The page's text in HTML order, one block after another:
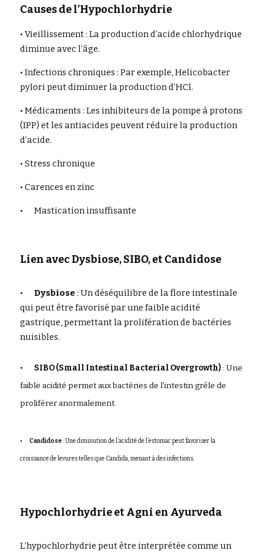
Causes de l’Hypochlorhydrie
• Vieillissement : La production d’acide chlorhydrique
diminue avec l’âge.
• Infections chroniques : Par exemple, Helicobacter
pylori peut diminuer la production d’HCl.
• Médicaments : Les inhibiteurs de la pompe à protons
(IPP) et les antiacides peuvent réduire la production
d’acide.
• Stress chronique
• Carences en zinc
•	Mastication insuffisante
Lien avec Dysbiose, SIBO, et Candidose
Dysbiose : Un déséquilibre de la flore intestinale
qui peut être favorisé par une faible acidité
gastrique, permettant la prolifération de bactéries
nuisibles.
SIBO (Small Intestinal Bacterial Overgrowth) : Une
faible acidité permet aux bactéries de l’intestin grêle de
proliférer anormalement.
Candidose : Une diminution de l’acidité de l’estomac peut favoriser la
croissance de levures telles que Candida, menant à des infections.
Hypochlorhydrie et Agni en Ayurveda
L’hypochlorhydrie peut être interprétée comme un